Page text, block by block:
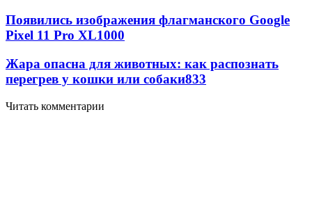
Появились изображения флагманского Google
Pixel 11 Pro XL1000
Жара опасна для животных: как распознать
перегрев у кошки или собаки833
Читать комментарии